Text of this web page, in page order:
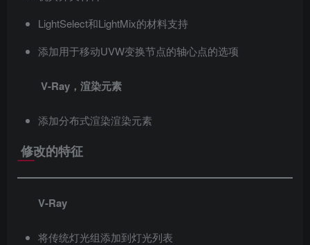
LightSelect和LightMix的材料支持
添加用于移动UVW变换节点的轴心点的选项
V-Ray，渲染元素
添加分布式渲染渲染元素
修改的特征
V-Ray
将传统灯光组添加到灯光列表